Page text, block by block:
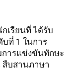
เรียนที่ ได้รับ
บที่ 1 ในการ
ารแข่งขันทักษะ
สืบสานภาษา